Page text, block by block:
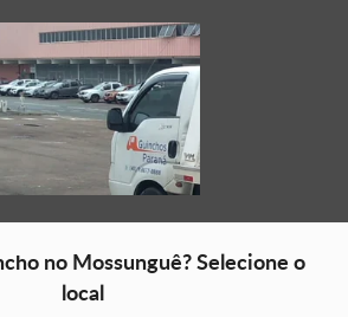
no Mossunguê? Selecione o
local